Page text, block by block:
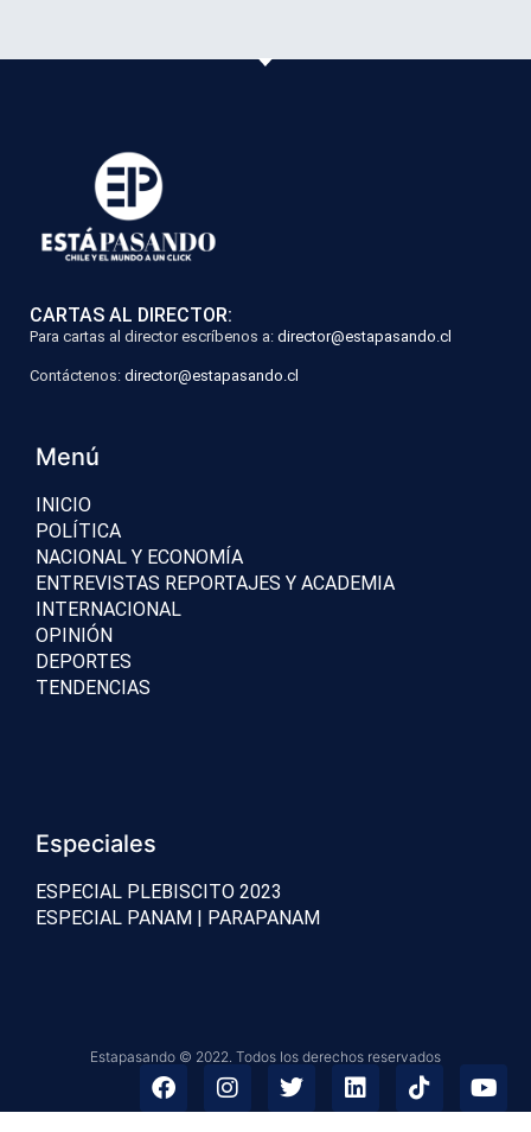
CARTAS AL DIRECTOR:
Para cartas al director escríbenos a: director@estapasando.cl
Contáctenos: director@estapasando.cl
Menú
INICIO
POLÍTICA
NACIONAL Y ECONOMÍA
ENTREVISTAS REPORTAJES Y ACADEMIA
INTERNACIONAL
OPINIÓN
DEPORTES
TENDENCIAS
Especiales
ESPECIAL PLEBISCITO 2023
ESPECIAL PANAM | PARAPANAM
Estapasando © 2022. Todos los derechos reservados